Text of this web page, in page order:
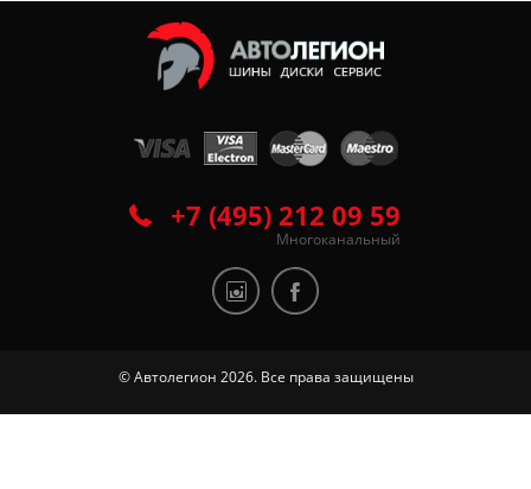
+7 (495) 212 09 59
Многоканальный
© Автолегион 2026. Все права защищены